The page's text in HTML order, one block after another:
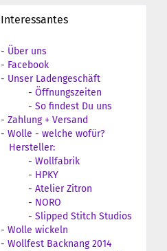
Interessantes
- Über uns
- Facebook
- Unser Ladengeschäft
- Öffnungszeiten
- So findest Du uns
- Zahlung + Versand
- Wolle - welche wofür?
Hersteller:
- Wollfabrik
- HPKY
- Atelier Zitron
- NORO
- Slipped Stitch Studios
- Wolle wickeln
- Wollfest Backnang 2014